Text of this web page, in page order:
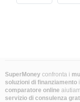
SuperMoney confronta i
soluzioni di finanziamento
comparatore online
servizio di consulenza